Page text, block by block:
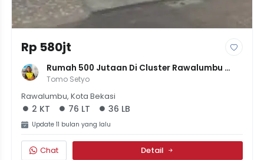
Rp 580jt
Rumah 500 Jutaan Di Cluster Rawalumbu
Bekasi BU Renov
Tomo Setyo
Rawalumbu, Kota Bekasi
2 KT 76 LT 36 LB
Update 11 bulan yang lalu
Chat Detail